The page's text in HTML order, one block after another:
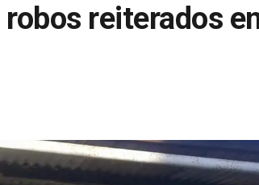
reiterados